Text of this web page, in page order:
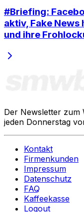
#Briefing:
aktiv, Fake
und ihre
Der Newsletter zum
jeden Donnerstag
Kontakt
Firmenkunden
Impressum
Datenschutz
FAQ
Kaffeekasse
Logout